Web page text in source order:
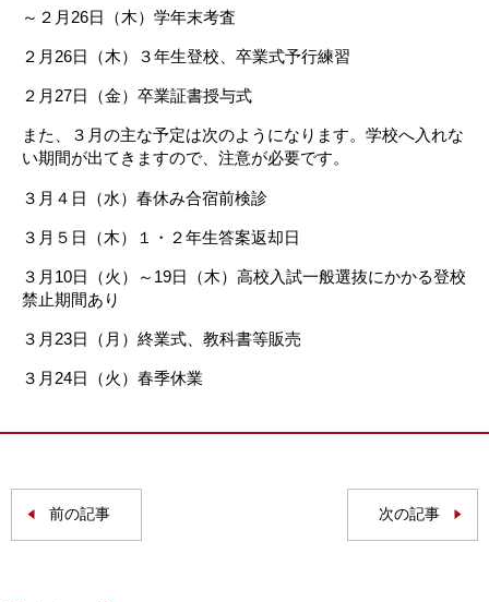
～２月26日（木）学年末考査
２月26日（木）３年生登校、卒業式予行練習
２月27日（金）卒業証書授与式
また、３月の主な予定は次のようになります。学校へ入れな
い期間が出てきますので、注意が必要です。
３月４日（水）春休み合宿前検診
３月５日（木）１・２年生答案返却日
３月10日（火）～19日（木）高校入試一般選抜にかかる登校
禁止期間あり
３月23日（月）終業式、教科書等販売
３月24日（火）春季休業
前の記事 次の記事